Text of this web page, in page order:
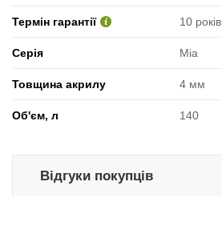
Термін гарантії 10 років
Серія Mia
Товщина акрилу 4 мм
Об'єм, л 140
Відгуки покупців